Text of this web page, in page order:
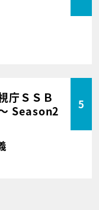
庁ＳＳＢ
Season2
5